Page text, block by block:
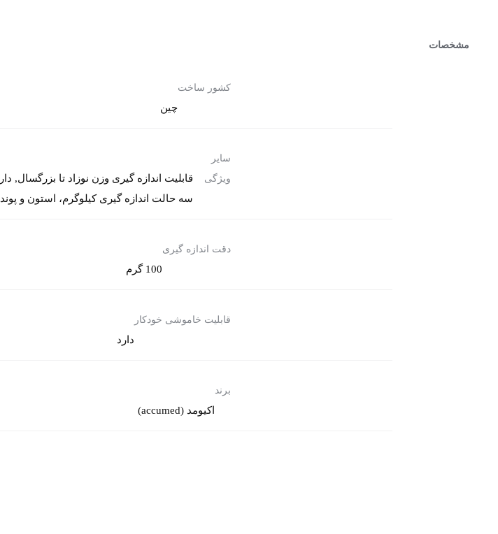
مشخصات
کشور ساخت
چین
سایر
ویژگی
سه حالت اندازه گیری کیلوگرم، استون و پوند
دقت اندازه گیری
100 گرم
قابلیت خاموشی خودکار
دارد
برند
اکیومد (accumed)